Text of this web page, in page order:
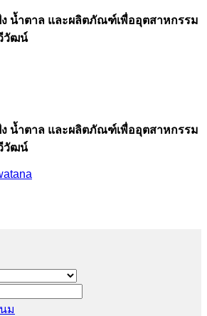
น้ำตาล และผลิตภัณฑ์เพื่ออุตสาหกรรม
วัฒน์
น้ำตาล และผลิตภัณฑ์เพื่ออุตสาหกรรม
วัฒน์
ม